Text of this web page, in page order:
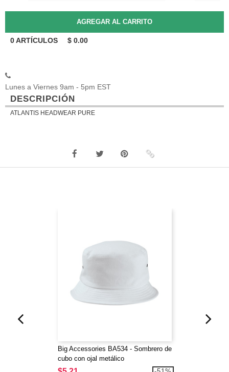
0ARTÍCULOS $ 0.00
Lunes a Viernes 9am - 5pm EST
DESCRIPCIÓN
ATLANTIS HEADWEAR PURE
Big Accessories BA534 - Sombrero de
cubo con ojal metálico